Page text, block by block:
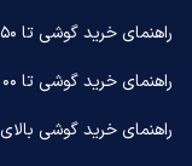
راهنمای خرید گوشی تا ۵۰ میلیون
راهنمای خرید گوشی تا ۱۰۰ میلیون
راهنمای خرید گوشی بالای ۱۰۰ میلیون